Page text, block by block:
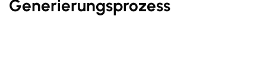
Generierungsprozess